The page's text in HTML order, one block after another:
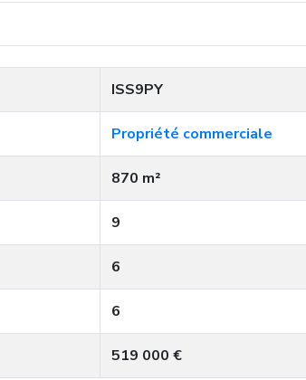
ISS9PY
Propriété commerciale
870 m²
9
6
6
519 000 €